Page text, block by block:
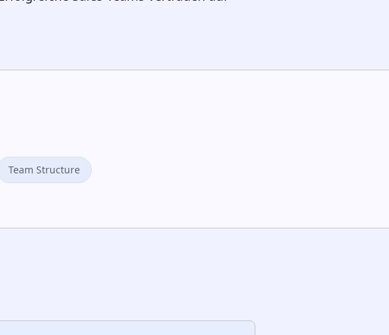
Team Structure